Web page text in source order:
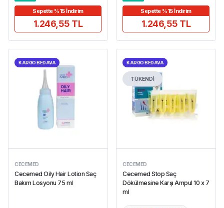
Sepette %15 İndirim
1.246,55 TL
Sepette %15 İndirim
1.246,55 TL
KARGO BEDAVA
CECEMED
Cecemed Oily Hair Lotion Saç
Bakım Losyonu 75 ml
KARGO BEDAVA
TÜKENDİ
CECEMED
Cecemed Stop Saç
Dökülmesine Karşı Ampul 10 x 7
ml